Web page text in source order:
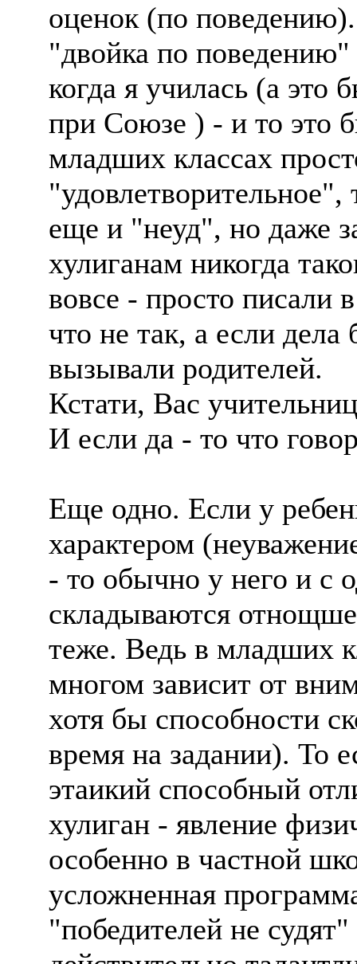
оценок (по
"двойка по
когда я училась (а это
при Союзе ) - и то это
младших классах
"удовлетворительное",
еще и "неуд", но даже
хулиганам никогда
вовсе - просто писали
что не так, а если
вызывали родителей.
Кстати, Вас
И если да - то что
Еще одно. Если у
характером
- то обычно у него и с
складываются
теже. Ведь в младших
многом зависит от
хотя бы способности
время на задании). То
этаикий способный
хулиган - явление
особенно в частной
усложненная
"победителей не